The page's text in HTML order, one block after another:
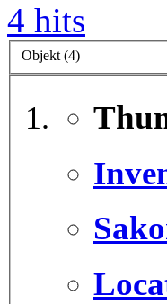
4 hits
Objekt (4)